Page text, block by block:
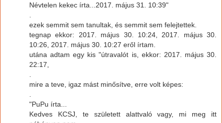
Névtelen kekec írta...2017. május 31. 10:39"
ezek semmit sem tanultak, és semmit sem felejtettek.
tegnap ekkor: 2017. május 30. 10:24, 2017. május 30.
10:26, 2017. május 30. 10:27 eről írtam.
utána adtam egy kis "útravalót is, ekkor: 2017. május 30.
22:17,
mire a teve, igaz mást minősítve, erre volt képes:
"PuPu írta...
Kedves KCSJ, te született alattvaló vagy, mi meg itt